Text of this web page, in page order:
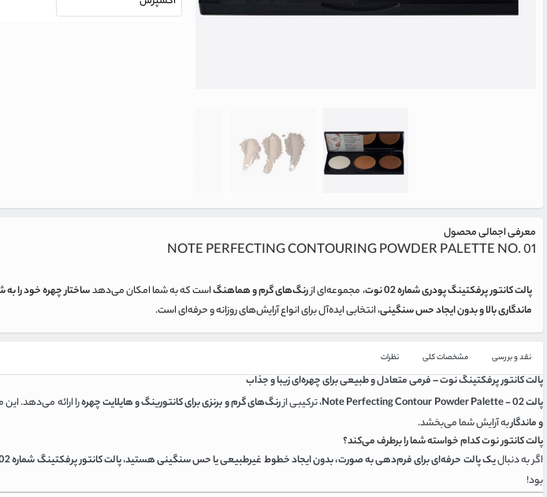
معرفی اجمالی محصول
NOTE PERFECTING CONTOURING POWDER PALETTE NO. 01
پالت کانتور پرفکتینگ پودری شماره 02 نوت ، مجموعه‌ای ازرنگ‌های گرم و هماهنگاست که به شما امکان می‌دهدساختار چهره خود را
ماندگاری بالا و بدون ایجاد حس سنگینی، انتخابی ایده‌آل برای انواع آرایش‌های روزانه و حرفه‌ای است.
نقد و بررسی مشخصات کلی نظرات
پالت کانتور پرفکتینگ نوت – فرمی متعادل و طبیعی برای چهره‌ای زیبا و جذاب
پالت Note Perfecting Contour Powder Palette - 02
، ترکیبی ازرنگ‌های گرم و برنزی برای کانتورینگ و هایلایت چهرهرا ارائه می‌دهد.
و ماندگاربه آرایش شما می‌بخشد.
پالت کانتور نوت کدام خواسته شما را برطرف می‌کند؟
اگر به دنبالیک پالت حرفه‌ای برای فرم‌دهی به صورت، بدون ایجاد خطوط غیرطبیعی یا حس سنگینی هستید،پالت کانتور پرفکتینگ شماره 02 نوت
بود!